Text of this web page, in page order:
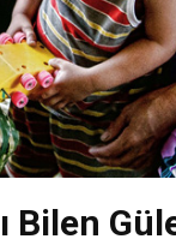
Bilen